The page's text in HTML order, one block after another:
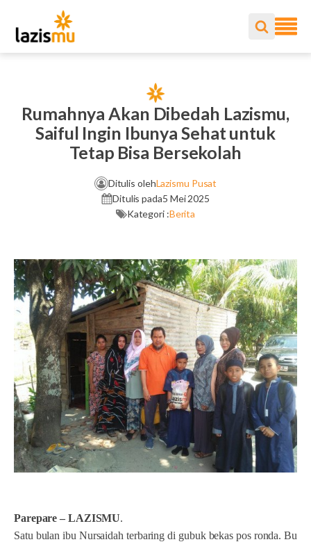
Rumahnya Akan Dibedah Lazismu,
Saiful Ingin Ibunya Sehat untuk
Tetap Bisa Bersekolah
Ditulis olehLazismu Pusat
Ditulis pada5 Mei 2025
Kategori :Berita
Parepare – LAZISMU.
Satu bulan ibu Nursaidah terbaring di gubuk bekas pos ronda. Bu